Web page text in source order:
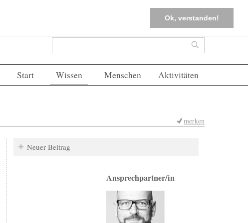
Ok, verstanden!
FAQs Einloggen
Suchformular Suche
Start Wissen Menschen Aktivitäten
merken
Neuer Beitrag
Ansprechpartner/in